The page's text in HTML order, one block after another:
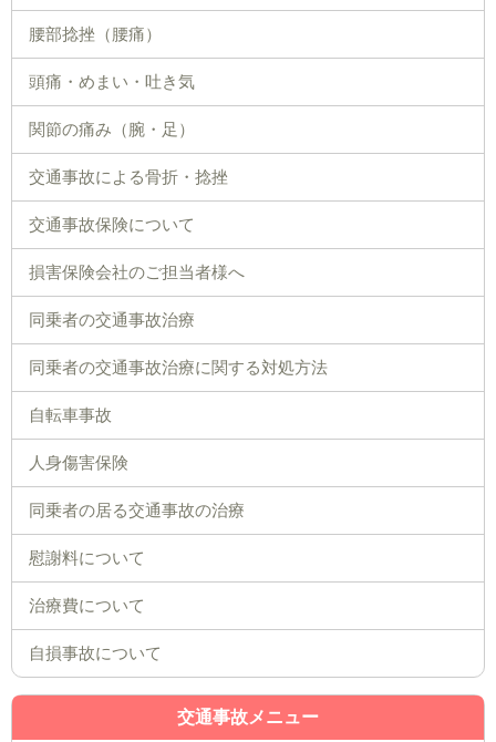
腰部捻挫（腰痛）
頭痛・めまい・吐き気
関節の痛み（腕・足）
交通事故による骨折・捻挫
交通事故保険について
損害保険会社のご担当者様へ
同乗者の交通事故治療
同乗者の交通事故治療に関する対処方法
自転車事故
人身傷害保険
同乗者の居る交通事故の治療
慰謝料について
治療費について
自損事故について
交通事故メニュー